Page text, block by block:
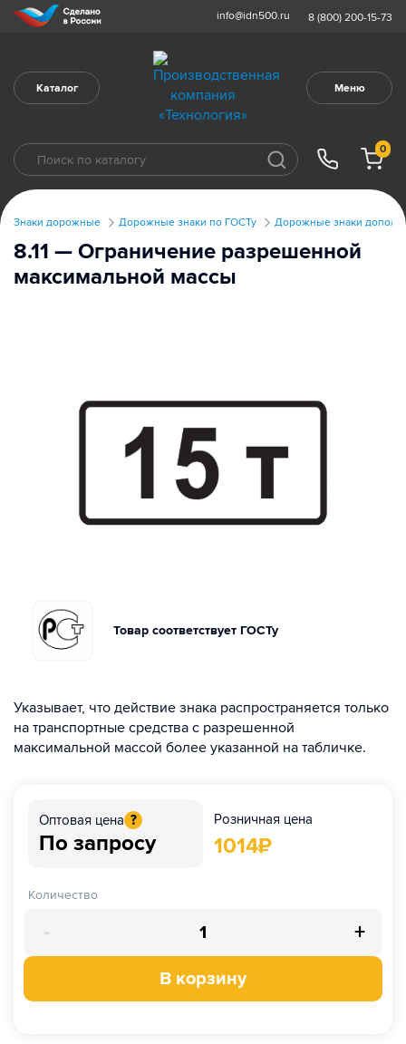
info@idn500.ru 8 (800) 200-15-73
Каталог Меню
0
Знаки дорожные Дорожные знаки по ГОСТу Дорожные знаки
8.11 — Ограничение разрешенной
максимальной массы
Товар соответствует ГОСТу
Указывает, что действие знака распространяется только
на транспортные средства с разрешенной
максимальной массой более указанной на табличке.
Оптовая цена ?
По запросу
Розничная цена
1014₽
Количество
- +
В корзину